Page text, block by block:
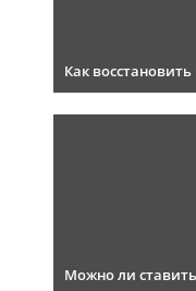
Как
Можно ли